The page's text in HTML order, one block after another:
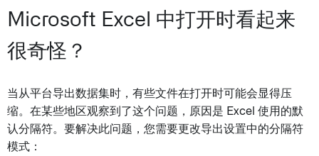
Microsoft Excel 中打开时看起来
很奇怪？
当从平台导出数据集时，有些文件在打开时可能会显得压
缩。在某些地区观察到了这个问题，原因是 Excel 使用的默
认分隔符。要解决此问题，您需要更改导出设置中的分隔符
模式：